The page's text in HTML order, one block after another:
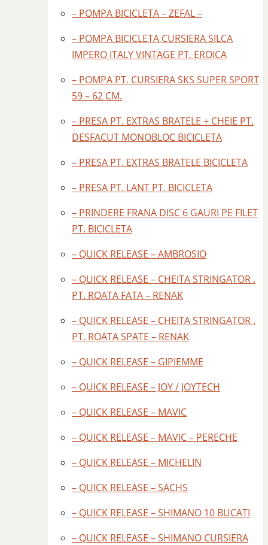
– POMPA BICICLETA – ZEFAL –
– POMPA BICICLETA CURSIERA SILCA
IMPERO ITALY VINTAGE PT. EROICA
– POMPA PT. CURSIERA SKS SUPER SPORT
59 – 62 CM.
– PRESA PT. EXTRAS BRATELE + CHEIE PT.
DESFACUT MONOBLOC BICICLETA
– PRESA PT. EXTRAS BRATELE BICICLETA
– PRESA PT. LANT PT. BICICLETA
– PRINDERE FRANA DISC 6 GAURI PE FILET
PT. BICICLETA
– QUICK RELEASE – AMBROSIO
– QUICK RELEASE – CHEITA STRINGATOR .
PT. ROATA FATA – RENAK
– QUICK RELEASE – CHEITA STRINGATOR .
PT. ROATA SPATE – RENAK
– QUICK RELEASE – GIPIEMME
– QUICK RELEASE – JOY / JOYTECH
– QUICK RELEASE – MAVIC
– QUICK RELEASE – MAVIC – PERECHE
– QUICK RELEASE – MICHELIN
– QUICK RELEASE – SACHS
– QUICK RELEASE – SHIMANO 10 BUCATI
– QUICK RELEASE – SHIMANO CURSIERA